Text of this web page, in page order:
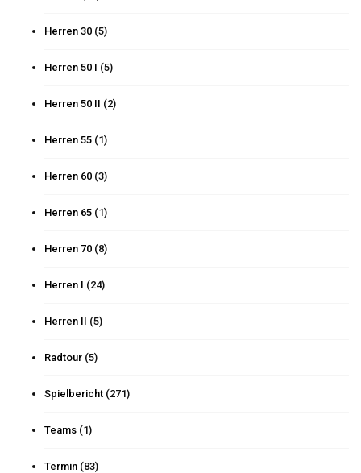
Herren 30 (5)
Herren 50 I (5)
Herren 50 II (2)
Herren 55 (1)
Herren 60 (3)
Herren 65 (1)
Herren 70 (8)
Herren I (24)
Herren II (5)
Radtour (5)
Spielbericht (271)
Teams (1)
Termin (83)